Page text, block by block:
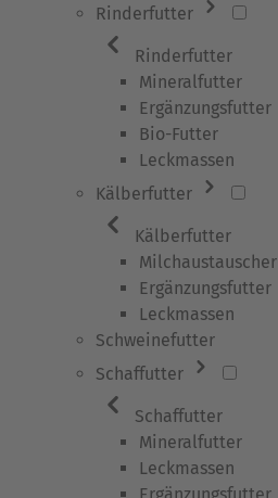
Rinderfutter
Rinderfutter
Mineralfutter
Ergänzungsfutter
Bio-Futter
Leckmassen
Kälberfutter
Kälberfutter
Milchaustauscher
Ergänzungsfutter
Leckmassen
Schweinefutter
Schaffutter
Schaffutter
Mineralfutter
Leckmassen